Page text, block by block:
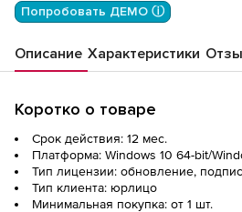
Попробовать ДЕМО ⓘ
Описание Характеристики
Коротко о товаре
Срок действия: 12 мес.
Платформа: Windows 10 64-bit/
Тип лицензии: обновление,
Тип клиента: юрлицо
Минимальная покупка: от 1 шт.